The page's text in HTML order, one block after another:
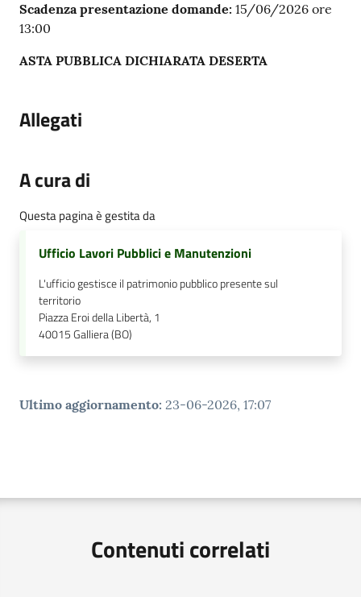
Scadenza presentazione domande: 15/06/2026 ore
13:00
ASTA PUBBLICA DICHIARATA DESERTA
Allegati
A cura di
Questa pagina è gestita da
Ufficio Lavori Pubblici e Manutenzioni
L'ufficio gestisce il patrimonio pubblico presente sul
territorio
Piazza Eroi della Libertà, 1
40015Galliera (BO)
Ultimo aggiornamento: 23-06-2026, 17:07
Contenuti correlati